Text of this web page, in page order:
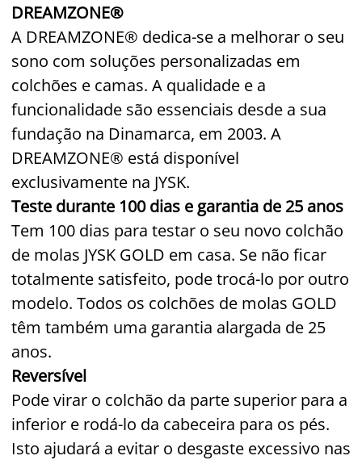
DREAMZONE®
A DREAMZONE® dedica-se a melhorar o seu
sono com soluções personalizadas em
colchões e camas. A qualidade e a
funcionalidade são essenciais desde a sua
fundação na Dinamarca, em 2003. A
DREAMZONE® está disponível
exclusivamente na JYSK.
Teste durante 100 dias e garantia de 25 anos
Tem 100 dias para testar o seu novo colchão
de molas JYSK GOLD em casa. Se não ficar
totalmente satisfeito, pode trocá-lo por outro
modelo. Todos os colchões de molas GOLD
têm também uma garantia alargada de 25
anos.
Reversível
Pode virar o colchão da parte superior para a
inferior e rodá-lo da cabeceira para os pés.
Isto ajudará a evitar o desgaste excessivo nas